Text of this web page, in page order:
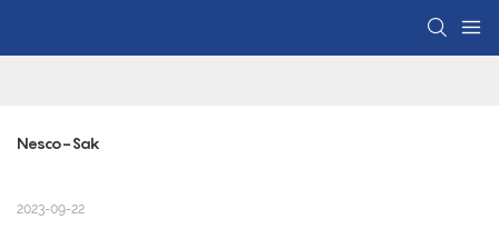
Nesco-Sak
2023-09-22